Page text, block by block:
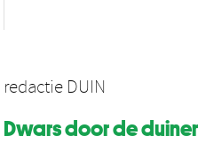
redactie DUIN
Dwars door de